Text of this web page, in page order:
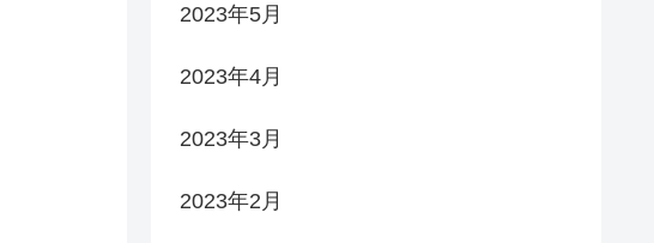
2023年5月
2023年4月
2023年3月
2023年2月